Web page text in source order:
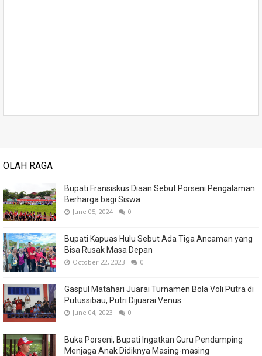
OLAH RAGA
Bupati Fransiskus Diaan Sebut Porseni Pengalaman
Berharga bagi Siswa
June 05, 2024 0
Bupati Kapuas Hulu Sebut Ada Tiga Ancaman yang
Bisa Rusak Masa Depan
October 22, 2023 0
Gaspul Matahari Juarai Turnamen Bola Voli Putra di
Putussibau, Putri Dijuarai Venus
June 04, 2023 0
Buka Porseni, Bupati Ingatkan Guru Pendamping
Menjaga Anak Didiknya Masing-masing